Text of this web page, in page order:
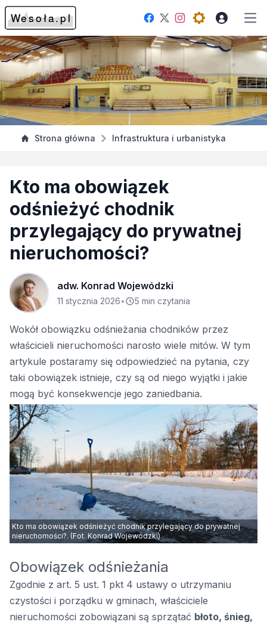
Facebook
TwitterInstagram
Open theme
Strona główna Infrastruktura i urbanistyka
Kto ma obowiązek
odśnieżyć chodnik
przylegający do prywatnej
nieruchomości?
adw. Konrad Wojewódzki
11 stycznia 2026• 5 min czytania
Wokół obowiązku odśnieżania chodników przez
właścicieli nieruchomości narosło wiele mitów. W tym
artykule postaramy się odpowiedzieć na pytania, czy
taki obowiązek istnieje, czy są od niego wyjątki i jakie
mogą być konsekwencje jego zaniedbania.
Kto ma obowiązek odśnieżyć chodnik przylegający do prywatnej
nieruchomości?. (Fot. Konrad Wojewódzki)
Obowiązek odśnieżania
Zgodnie z art. 5 ust. 1 pkt 4 ustawy o utrzymaniu
czystości i porządku w gminach, właściciele
nieruchomości zobowiązani są sprzątać błoto, śnieg,